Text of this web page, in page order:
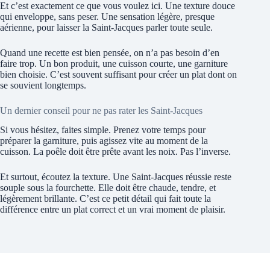
Et c’est exactement ce que vous voulez ici. Une texture douce
qui enveloppe, sans peser. Une sensation légère, presque
aérienne, pour laisser la Saint-Jacques parler toute seule.
Quand une recette est bien pensée, on n’a pas besoin d’en
faire trop. Un bon produit, une cuisson courte, une garniture
bien choisie. C’est souvent suffisant pour créer un plat dont on
se souvient longtemps.
Un dernier conseil pour ne pas rater les Saint-Jacques
Si vous hésitez, faites simple. Prenez votre temps pour
préparer la garniture, puis agissez vite au moment de la
cuisson. La poêle doit être prête avant les noix. Pas l’inverse.
Et surtout, écoutez la texture. Une Saint-Jacques réussie reste
souple sous la fourchette. Elle doit être chaude, tendre, et
légèrement brillante. C’est ce petit détail qui fait toute la
différence entre un plat correct et un vrai moment de plaisir.